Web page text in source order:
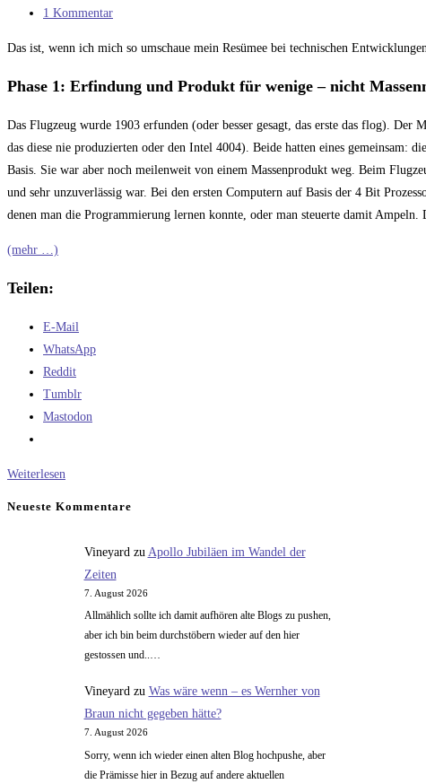
Kategorie:
Beitrags-
1 Kommentar
Das ist, wenn ich mich so umschaue mein Resümee bei technischen
Phase 1: Erfindung und Produkt für wenige – nicht
Das Flugzeug wurde 1903 erfunden (oder besser gesagt, das erste das flog).
das diese nie produzierten oder den Intel 4004). Beide hatten eines gemeinsam:
Basis. Sie war aber noch meilenweit von einem Massenprodukt weg. Beim
und sehr unzuverlässig war. Bei den ersten Computern auf Basis der 4 Bit
denen man die Programmierung lernen konnte, oder man steuerte damit
(mehr …)
Teilen:
E-Mail
WhatsApp
Reddit
Tumblr
Mastodon
Weiterlesen
Phasen…
Neueste Kommentare
Vineyard zu Apollo Jubiläen im Wandel der
Zeiten
7. August 2026
Allmählich sollte ich damit aufhören alte Blogs zu pushen,
aber ich bin beim durchstöbern wieder auf den hier
gestossen und..…
Vineyardzu Was wäre wenn – es Wernher von
Braun nicht gegeben hätte?
7. August 2026
Sorry, wenn ich wieder einen alten Blog hochpushe, aber
die Prämisse hier in Bezug auf andere aktuellen